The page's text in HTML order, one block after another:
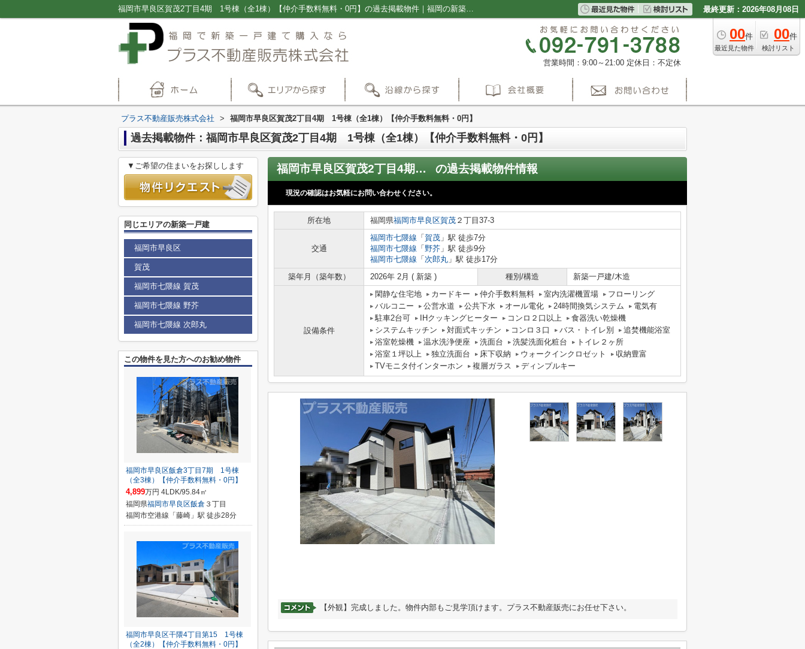
福岡市早良区賀茂2丁目4期 1号棟（全1棟）【仲介手数料無料・0円】の過去掲載物件｜福岡の新築一戸建て・仲介手数料無料の売買物件情報ならプラス不動産販売株式会社 最終更新：2026年08月08日
00件
最近見た物件
00件
検討リスト
営業時間：9:00～21:00 定休日：不定休
プラス不動産販売株式会社 > 福岡市早良区賀茂2丁目4期 1号棟（全1棟）【仲介手数料無料・0円】
過去掲載物件：福岡市早良区賀茂2丁目4期 1号棟（全1棟）【仲介手数料無料・0円】
福岡市早良区賀茂2丁目4期 1号棟（全1棟）【仲介手数料無料・0円】 の過去掲載物件情報
現況の確認はお気軽にお問い合わせください。
所在地 福岡県福岡市早良区賀茂 ２丁目37-3
交通
福岡市七隈線 「 賀茂 」駅 徒歩7分
福岡市七隈線 「 野芥 」駅 徒歩9分
福岡市七隈線 「 次郎丸 」駅 徒歩17分
築年月（築年数）
2026年 2月 ( 新築 ) 種別/構造 新築一戸建/木造
設備条件
閑静な住宅地 カードキー 仲介手数料無料 室内洗濯機置場
フローリング
バルコニー
公営水道 公共下水 オール電化 24時間換気システム
電気有
駐車2台可
IHクッキングヒーター コンロ２口以上
食器洗い乾燥機
システムキッチン
対面式キッチン コンロ３口 バス・トイレ別
追焚機能浴室
浴室乾燥機
温水洗浄便座 洗面台 洗髪洗面化粧台
トイレ２ヶ所
浴室１坪以上
独立洗面台 床下収納 ウォークインクロゼット
収納豊富
TVモニタ付インターホン
複層ガラス ディンプルキー
【外観】完成しました。物件内部もご見学頂けます。プラス不動産販売にお任せ下さい。
▼ご希望の住まいをお探しします
同じエリアの新築一戸建
福岡市早良区
賀茂
福岡市七隈線 賀茂
福岡市七隈線 野芥
福岡市七隈線 次郎丸
この物件を見た方へのお勧め物件
福岡市早良区飯倉3丁目7期 1号棟
（全3棟）【仲介手数料無料・0円】
4,899万円 4LDK/95.84㎡
福岡県福岡市早良区飯倉 ３丁目
福岡市空港線「藤崎」駅 徒歩28分
福岡市早良区干隈4丁目第15 1号棟
（全2棟）【仲介手数料無料・0円】